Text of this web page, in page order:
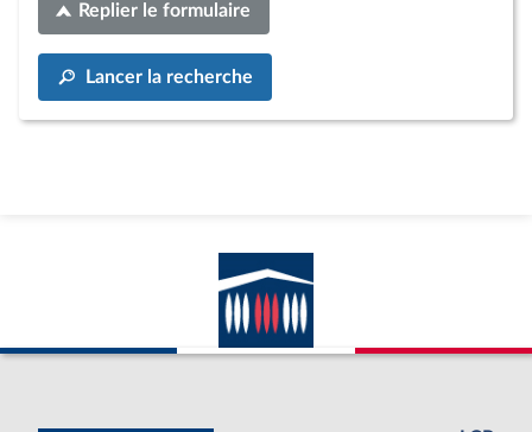
Replier le formulaire
Lancer la recherche